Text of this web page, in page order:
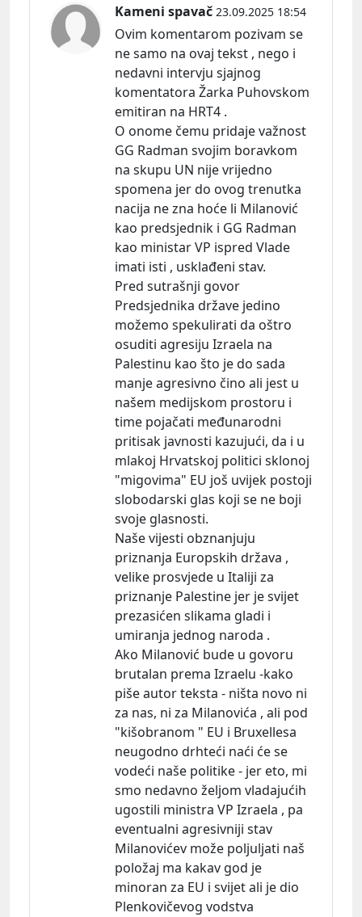
Kameni spavač 23.09.2025 18:54
Ovim komentarom pozivam se
ne samo na ovaj tekst , nego i
nedavni intervju sjajnog
komentatora Žarka Puhovskom
emitiran na HRT4 .
O onome čemu pridaje važnost
GG Radman svojim boravkom
na skupu UN nije vrijedno
spomena jer do ovog trenutka
nacija ne zna hoće li Milanović
kao predsjednik i GG Radman
kao ministar VP ispred Vlade
imati isti , usklađeni stav.
Pred sutrašnji govor
Predsjednika države jedino
možemo spekulirati da oštro
osuditi agresiju Izraela na
Palestinu kao što je do sada
manje agresivno čino ali jest u
našem medijskom prostoru i
time pojačati međunarodni
pritisak javnosti kazujući, da i u
mlakoj Hrvatskoj politici sklonoj
"migovima" EU još uvijek postoji
slobodarski glas koji se ne boji
svoje glasnosti.
Naše vijesti obznanjuju
priznanja Europskih država ,
velike prosvjede u Italiji za
priznanje Palestine jer je svijet
prezasićen slikama gladi i
umiranja jednog naroda .
Ako Milanović bude u govoru
brutalan prema Izraelu -kako
piše autor teksta - ništa novo ni
za nas, ni za Milanovića , ali pod
"kišobranom " EU i Bruxellesa
neugodno drhteći naći će se
vodeći naše politike - jer eto, mi
smo nedavno željom vladajućih
ugostili ministra VP Izraela , pa
eventualni agresivniji stav
Milanovićev može poljuljati naš
položaj ma kakav god je
minoran za EU i svijet ali je dio
Plenkovičevog vodstva